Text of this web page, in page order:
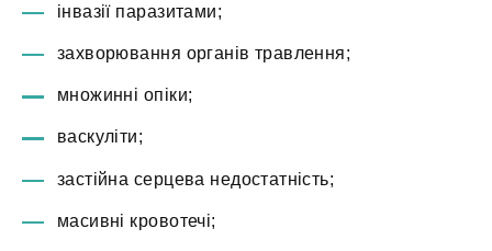
інвазії паразитами;
захворювання органів травлення;
множинні опіки;
васкуліти;
застійна серцева недостатність;
масивні кровотечі;